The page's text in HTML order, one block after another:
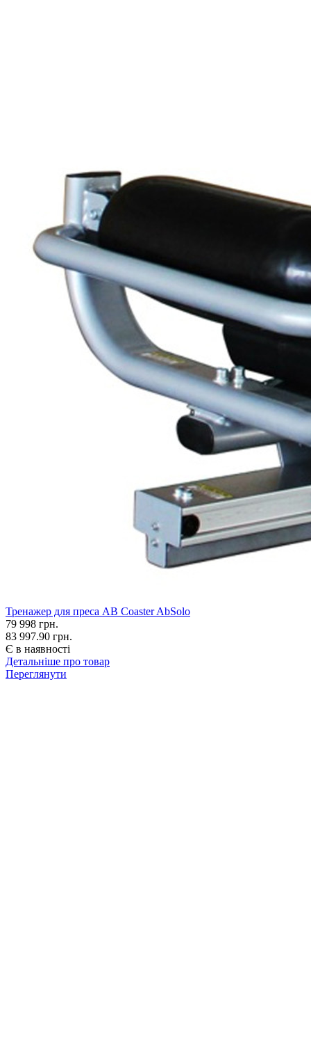
Тренажер для преса AB Coaster AbSolo
79 998 грн.
83 997.90 грн.
Є в наявності
Детальніше про товар
Переглянути